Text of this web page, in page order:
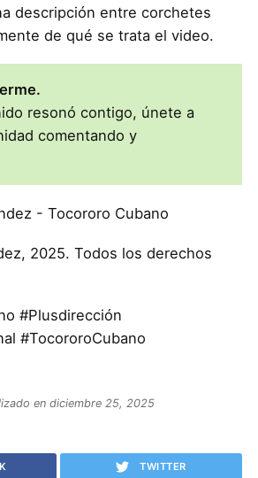
descripción entre corchetes
de qué se trata el video.
resonó contigo, únete a
comentando y
- Tocororo Cubano
2025. Todos los derechos
#Plusdirección
#TocororoCubano
en diciembre 25, 2025
TWITTER